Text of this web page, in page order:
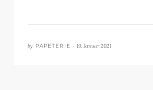
by PAPETERIE • 19. Januar 2021